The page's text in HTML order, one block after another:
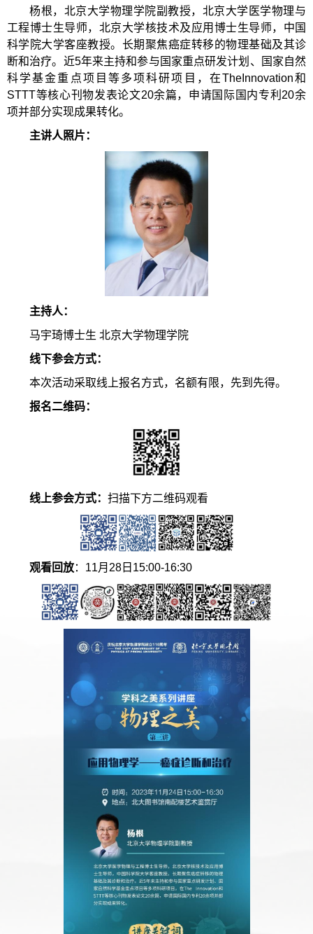
杨根，北京大学物理学院副教授，北京大学医学物理与
工程博士生导师，北京大学核技术及应用博士生导师，中国
科学院大学客座教授。长期聚焦癌症转移的物理基础及其诊
断和治疗。近5年来主持和参与国家重点研发计划、国家自然
科学基金重点项目等多项科研项目，在TheInnovation和
STTT等核心刊物发表论文20余篇，申请国际国内专利20余
项并部分实现成果转化。
主讲人照片：
主持人：
马宇琦博士生 北京大学物理学院
线下参会方式：
本次活动采取线上报名方式，名额有限，先到先得。
报名二维码：
线上参会方式： 扫描下方二维码观看
观看回放：11月28日15:00-16:30